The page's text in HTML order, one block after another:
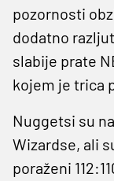
pozornosti
dodatno
slabije prate
kojem je trica
Nuggetsi su
Wizardse, ali
poraženi